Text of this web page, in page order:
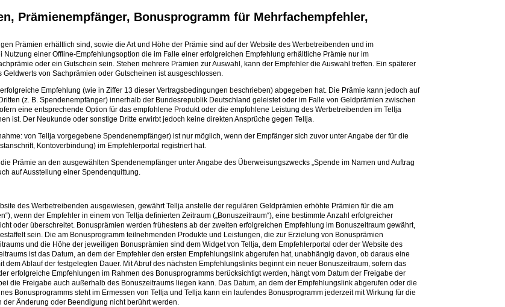
Prämienempfänger, Bonusprogramm für Mehrfachempfehler,
Prämien erhältlich sind, sowie die Art und Höhe der Prämie sind auf der Website des Werbetreibenden und im
einer Offline-Empfehlungsoption die im Falle einer erfolgreichen Empfehlung erhältliche Prämie nur im
oder ein Gutschein sein. Stehen mehrere Prämien zur Auswahl, kann der Empfehler die Auswahl treffen. Ein späterer
von Sachprämien oder Gutscheinen ist ausgeschlossen.
Empfehlung (wie in Ziffer 13 dieser Vertragsbedingungen beschrieben) abgegeben hat. Die Prämie kann jedoch auf
(z. B. Spendenempfänger) innerhalb der Bundesrepublik Deutschland geleistet oder im Falle von Geldprämien zwischen
eine entsprechende Option für das empfohlene Produkt oder die empfohlene Leistung des Werbetreibenden im Tellja
ist. Der Neukunde oder sonstige Dritte erwirbt jedoch keine direkten Ansprüche gegen Tellja.
von Tellja vorgegebene Spendenempfänger) ist nur möglich, wenn der Empfänger sich zuvor unter Angabe der für die
Kontoverbindung) im Empfehlerportal registriert hat.
Prämie an den ausgewählten Spendenempfänger unter Angabe des Überweisungszwecks „Spende im Namen und Auftrag
auf Ausstellung einer Spendenquittung.
des Werbetreibenden ausgewiesen, gewährt Tellja anstelle der regulären Geldprämien erhöhte Prämien für die am
wenn der Empfehler in einem von Tellja definierten Zeitraum („Bonuszeitraum“), eine bestimmte Anzahl erfolgreicher
oder überschreitet. Bonusprämien werden frühestens ab der zweiten erfolgreichen Empfehlung im Bonuszeitraum gewährt,
sein. Die am Bonusprogramm teilnehmenden Produkte und Leistungen, die zur Erzielung von Bonusprämien
und die Höhe der jeweiligen Bonusprämien sind dem Widget von Tellja, dem Empfehlerportal oder der Website des
ist das Datum, an dem der Empfehler den ersten Empfehlungslink abgerufen hat, unabhängig davon, ob daraus eine
Ablauf der festgelegten Dauer. Mit Abruf des nächsten Empfehlungslinks beginnt ein neuer Bonuszeitraum, sofern das
erfolgreiche Empfehlungen im Rahmen des Bonusprogramms berücksichtigt werden, hängt vom Datum der Freigabe der
die Freigabe auch außerhalb des Bonuszeitraums liegen kann. Das Datum, an dem der Empfehlungslink abgerufen oder die
Bonusprogramms steht im Ermessen von Tellja und Tellja kann ein laufendes Bonusprogramm jederzeit mit Wirkung für die
Änderung oder Beendigung nicht berührt werden.